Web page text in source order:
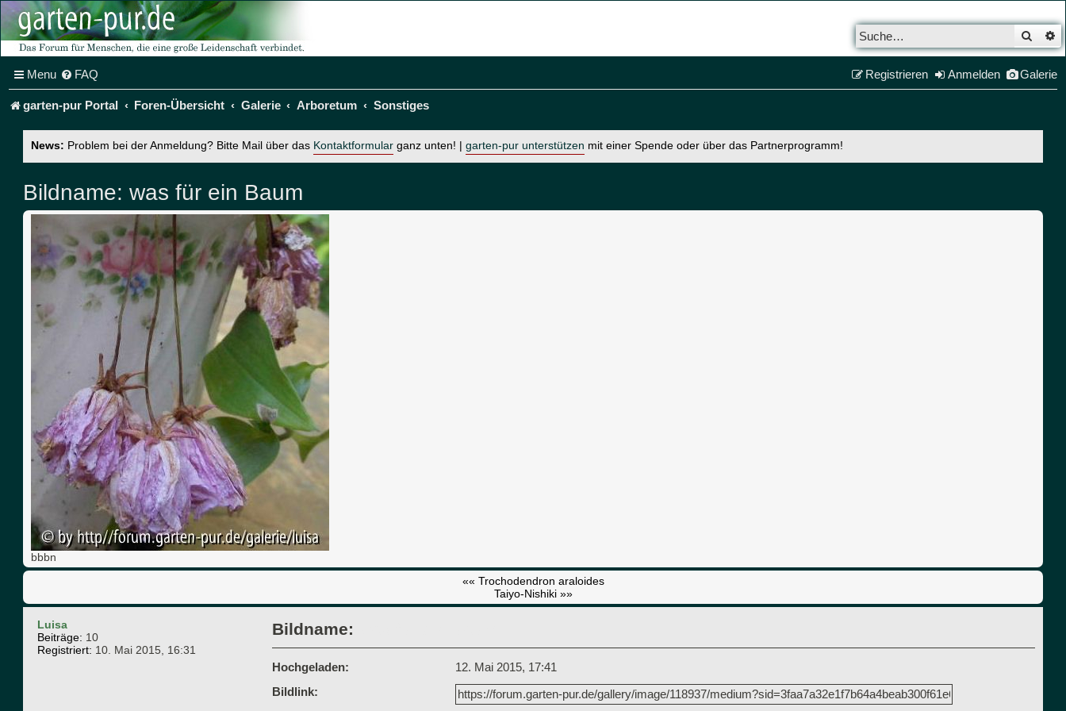
Menu FAQ Galerie
Anmelden
Registrieren
garten-pur Portal Foren-Übersicht Galerie Arboretum Sonstiges
News: Problem bei der Anmeldung? Bitte Mail über das Kontaktformular ganz unten! | garten-pur unterstützen mit einer Spende oder über das Partnerprogramm!
Bildname: was für ein Baum
bbbn
«« Trochodendron araloides
Taiyo-Nishiki »»
Luisa
Beiträge: 10
Registriert: 10. Mai 2015, 16:31
Bildname:
Hochgeladen:
12. Mai 2015, 17:41
Bildlink: